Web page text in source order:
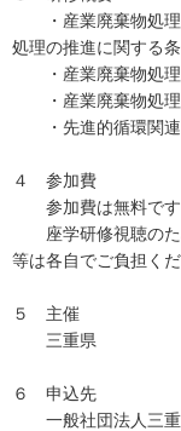
・産業廃棄物処理
処理の推進に関する
・産業廃棄物処理
・産業廃棄物処理
・先進的循環関連
４ 参加費
参加費は無料です
座学研修視聴のた
等は各自でご負担くだ
５ 主催
三重県
６ 申込先
一般社団法人三重